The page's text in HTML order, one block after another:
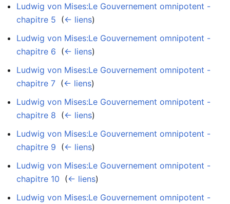
Ludwig von Mises:Le Gouvernement omnipotent -
chapitre 5 (← liens)
Ludwig von Mises:Le Gouvernement omnipotent -
chapitre 6 (← liens)
Ludwig von Mises:Le Gouvernement omnipotent -
chapitre 7 (← liens)
Ludwig von Mises:Le Gouvernement omnipotent -
chapitre 8 (← liens)
Ludwig von Mises:Le Gouvernement omnipotent -
chapitre 9 (← liens)
Ludwig von Mises:Le Gouvernement omnipotent -
chapitre 10 (← liens)
Ludwig von Mises:Le Gouvernement omnipotent -